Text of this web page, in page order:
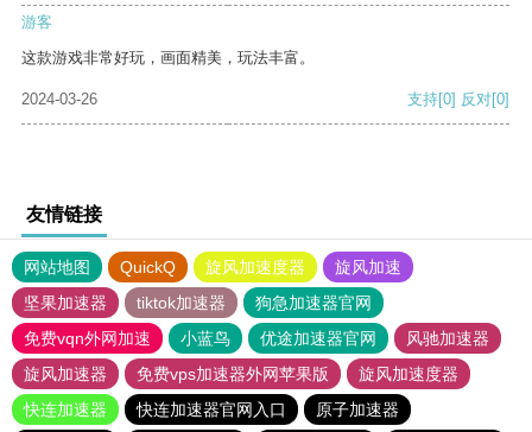
游客
这款游戏非常好玩，画面精美，玩法丰富。
2024-03-26 支持[0] 反对[0]
友情链接
网站地图 QuickQ 旋风加速度器
旋风加速
坚果加速器
tiktok加速器
狗急加速器官网
免费vqn外网加速
小蓝鸟 优途加速器官网
风驰加速器
旋风加速器
免费vps加速器外网苹果版
旋风加速度器
快连加速器
快连加速器官网入口
原子加速器